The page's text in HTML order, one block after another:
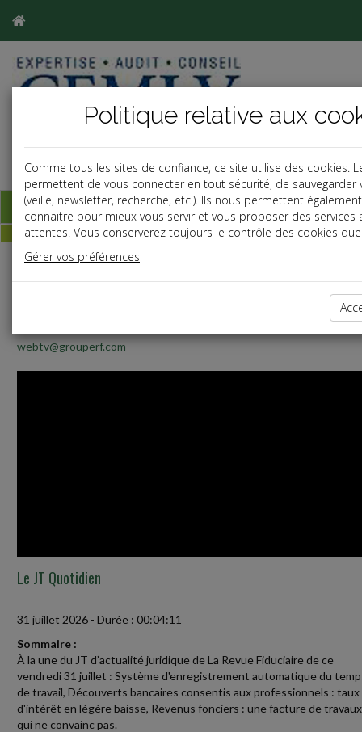
Base documentaire
RF PlayToute l'actualité juridique en vidéo avec
webtv@grouperf.com
Le JT Quotidien
31 juillet 2026 - Durée : 00:04:11
Sommaire :
À la une du JT d’actualité juridique de La Revue Fiduciaire de ce
vendredi 31 juillet : Système d'enregistrement automatique du
de travail, Découverts bancaires consentis aux professionnels : taux
d'intérêt en légère baisse, Revenus fonciers : une facture de travaux
qui ne convainc pas.
Politique relative aux
Comme tous les sites de confiance, ce site utilise des cookies.
permettent de vous connecter en tout sécurité, de sauvegarder
(veille, newsletter, recherche, etc.). Ils nous permettent
connaitre pour mieux vous servir et vous proposer des services
attentes. Vous conserverez toujours le contrôle des cookies
Gérer vos préférences